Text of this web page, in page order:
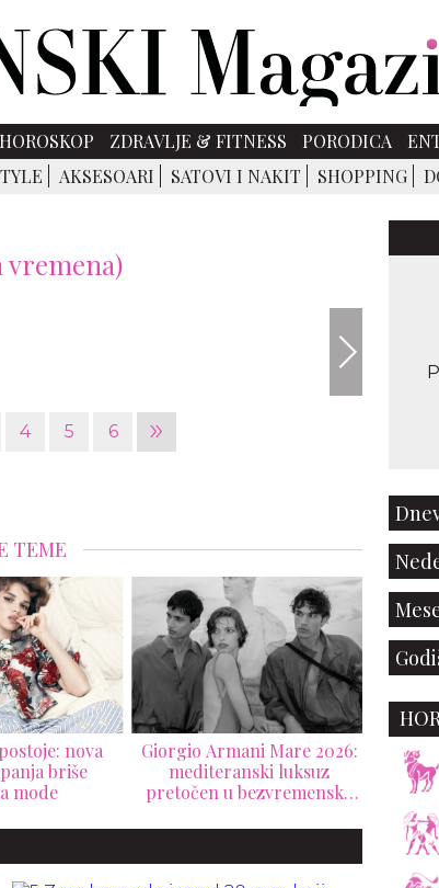
HOROSKOP ZDRAVLJE & FITNESS PORODICA
AKSESOARI SATOVI I NAKIT SHOPPING
vremena)
4 5 6 »
TEME
Mare 2026:
luksuz
Prvi put u Americi: Victoria
Beckham butik koji izgleda
kao privatna vila
se